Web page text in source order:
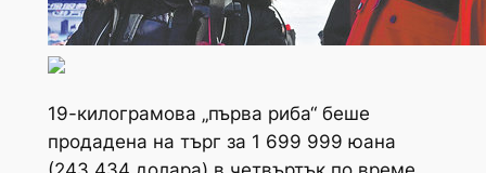
19-килограмова „първа риба“ беше
продадена на търг за 1 699 999 юана